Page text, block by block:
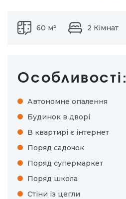
60 м² 2 Кімнат
Особливості:
Автономне опалення
Будинок в дворі
В квартирі є інтернет
Поряд садочок
Поряд супермаркет
Поряд школа
Стіни із цегли